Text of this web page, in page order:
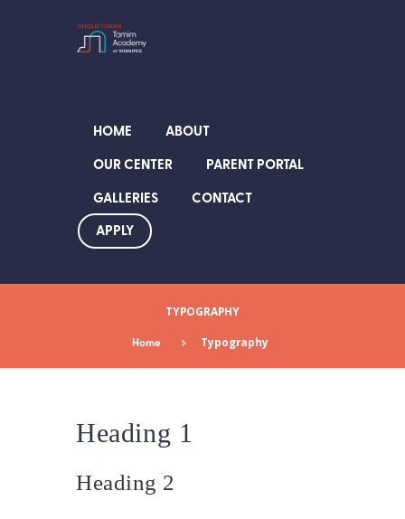
HOME
ABOUT
OUR CENTER
PARENT PORTAL
GALLERIES
CONTACT
APPLY
TYPOGRAPHY
Home Typography
Heading 1
Heading 2